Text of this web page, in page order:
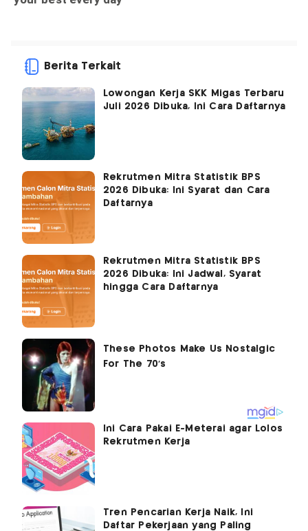
Berita Terkait
Lowongan Kerja SKK Migas Terbaru
Juli 2026 Dibuka, Ini Cara Daftarnya
Rekrutmen Mitra Statistik BPS
2026 Dibuka: Ini Syarat dan Cara
Daftarnya
Rekrutmen Mitra Statistik BPS
2026 Dibuka: Ini Jadwal, Syarat
hingga Cara Daftarnya
Ini Cara Pakai E-Meterai agar Lolos
Rekrutmen Kerja
Tren Pencarian Kerja Naik, Ini
Daftar Pekerjaan yang Paling